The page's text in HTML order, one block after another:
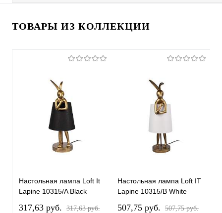
ТОВАРЫ ИЗ КОЛЛЕКЦИИ
Настольная лампа Loft It
Lapine 10315/A Black
317,63 pуб. 317,63 pуб.
Настольная лампа Loft IT
Lapine 10315/B White
507,75 pуб. 507,75 pуб.